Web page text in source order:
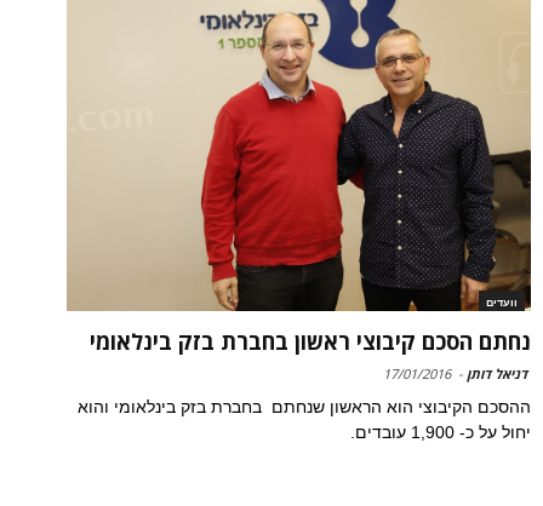
וועדים
נחתם הסכם קיבוצי ראשון בחברת בזק בינלאומי
דניאל דותן -
17/01/2016
ההסכם הקיבוצי הוא הראשון שנחתם בחברת בזק בינלאומי והוא
יחול על כ- 1,900 עובדים.